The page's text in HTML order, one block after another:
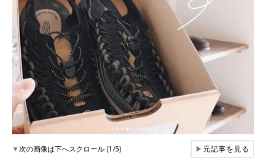
▼次の画像は下へスクロール (1/5) ▶元記事を見る